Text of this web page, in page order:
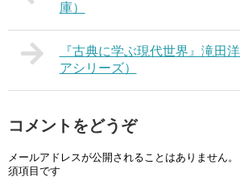
庫）
『古典に学ぶ現代世界』滝田
アシリーズ）
コメントをどうぞ
メールアドレスが公開されることはありません。
須項目です